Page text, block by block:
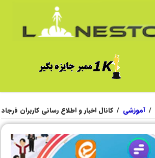
/ آموزشی / کانال اخبار و اطلاع رسانی کاربران فرجاد